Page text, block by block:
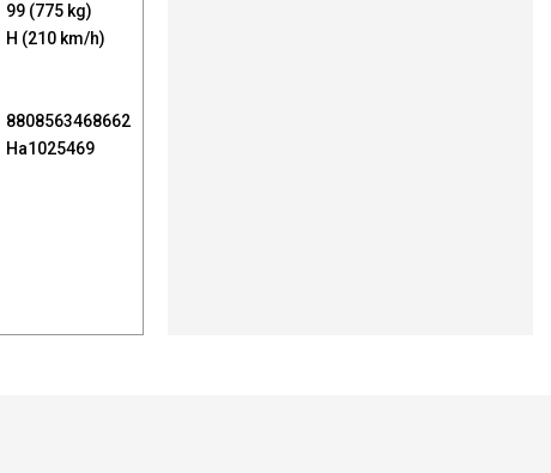
99 (775 kg)
H (210 km/h)
8808563468662
Ha1025469